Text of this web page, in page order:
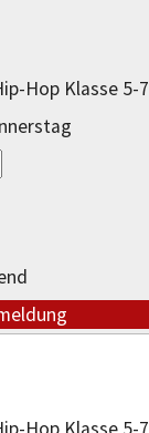
Hop Klasse 5-7